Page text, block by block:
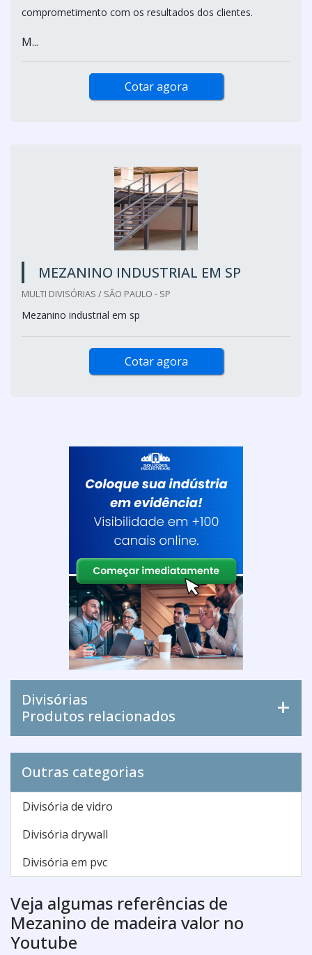
comprometimento com os resultados dos clientes.
M...
Cotar agora
MEZANINO INDUSTRIAL EM SP
MULTI DIVISÓRIAS / SÃO PAULO - SP
Mezanino industrial em sp
Cotar agora
Divisórias
Produtos relacionados
Outras categorias
Divisória de vidro
Divisória drywall
Divisória em pvc
Veja algumas referências de
Mezanino de madeira valor no
Youtube